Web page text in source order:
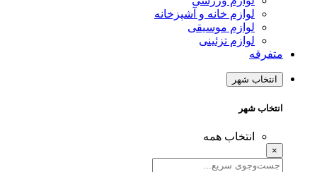
لوازم خانه و آشپزخانه
لوازم موسیقی
لوازم تزئینی
متفرقه
انتخاب شهر
انتخاب شهر
انتخاب همه
×